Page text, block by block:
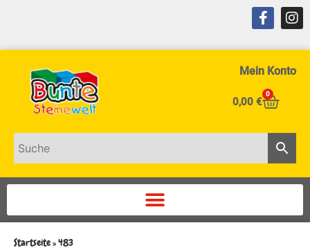
Mein Konto
0,00 €
0
Startseite»483